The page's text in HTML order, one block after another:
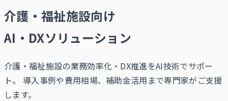
介護・福祉施設向け
AI・DXソリューション
介護・福祉施設の業務効率化・DX推進をAI技術でサポー
ト。 導入事例や費用相場、補助金活用まで専門家がご支援
します。